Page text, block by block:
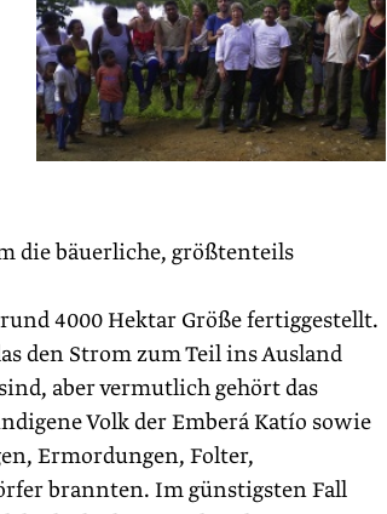
die bäuerliche, größtenteils
4000 Hektar Größe fertiggestellt.
den Strom zum Teil ins Ausland
aber vermutlich gehört das
Volk der Emberá Katío sowie
Ermordungen, Folter,
brannten. Im günstigsten Fall